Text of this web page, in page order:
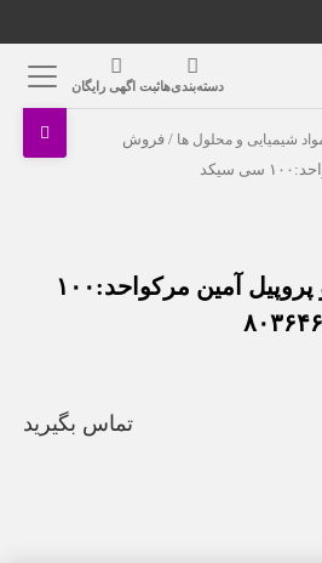
دسته‌بندی‌هاثبت اگهی رایگان
شیمیایی و محلول ها / فروش
ویژه دی ایزو پروپیل آمین مرکواحد:۱۰۰ سی سیکد
فروش ویژه دی ایزو پروپیل آمین مرکواحد:۱۰۰
تماس بگیرید